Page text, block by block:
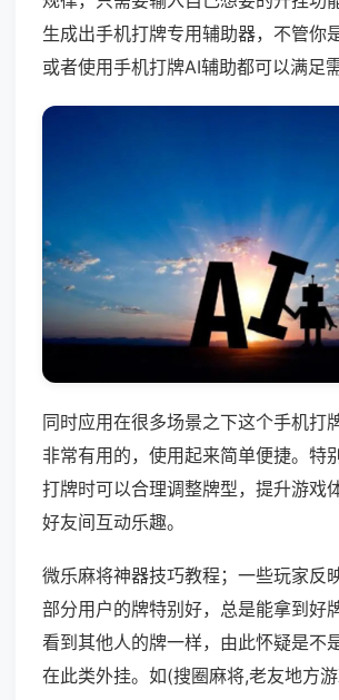
生成出手机打牌专用辅助器，不管你
或者使用手机打牌AI辅助都可以满足需
同时应用在很多场景之下这个手机打
非常有用的，使用起来简单便捷。特
打牌时可以合理调整牌型，提升游戏
好友间互动乐趣。
微乐麻将神器技巧教程；一些玩家反
部分用户的牌特别好，总是能拿到好
看到其他人的牌一样，由此怀疑是不
在此类外挂。如(搜圈麻将,老友地方